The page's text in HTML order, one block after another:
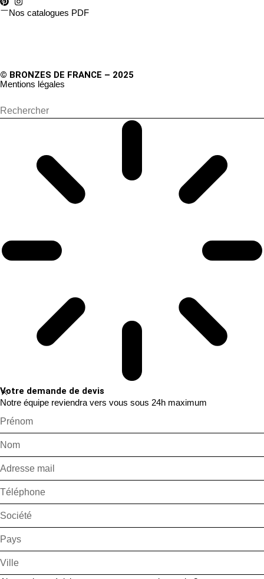
Nos catalogues PDF
© BRONZES DE FRANCE – 2025
Mentions légales
Votre demande de devis
Notre équipe reviendra vers vous sous 24h maximum